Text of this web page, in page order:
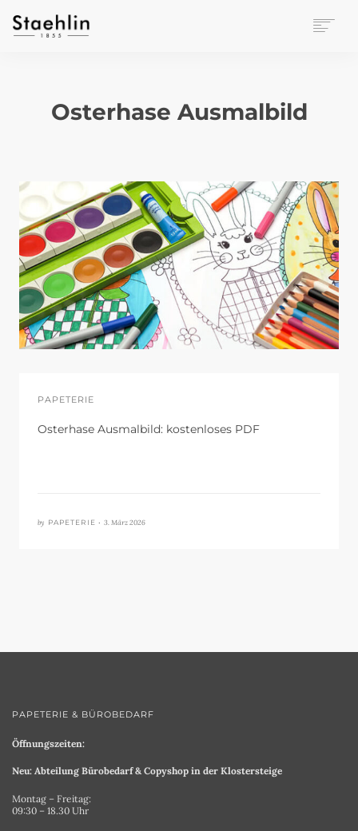
BÜROWELT
VERANSTALTUNGEN
Osterhase Ausmalbild
PAPETERIE
Osterhase Ausmalbild: kostenloses PDF
by PAPETERIE • 3. März 2026
PAPETERIE & BÜROBEDARF
Öffnungszeiten:
Neu: Abteilung Bürobedarf & Copyshop in der Klostersteige
Montag – Freitag:
09:30 – 18.30 Uhr